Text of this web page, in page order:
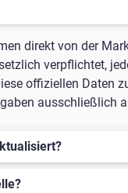
direkt von der
verpflichtet,
offiziellen Daten
ausschließlich